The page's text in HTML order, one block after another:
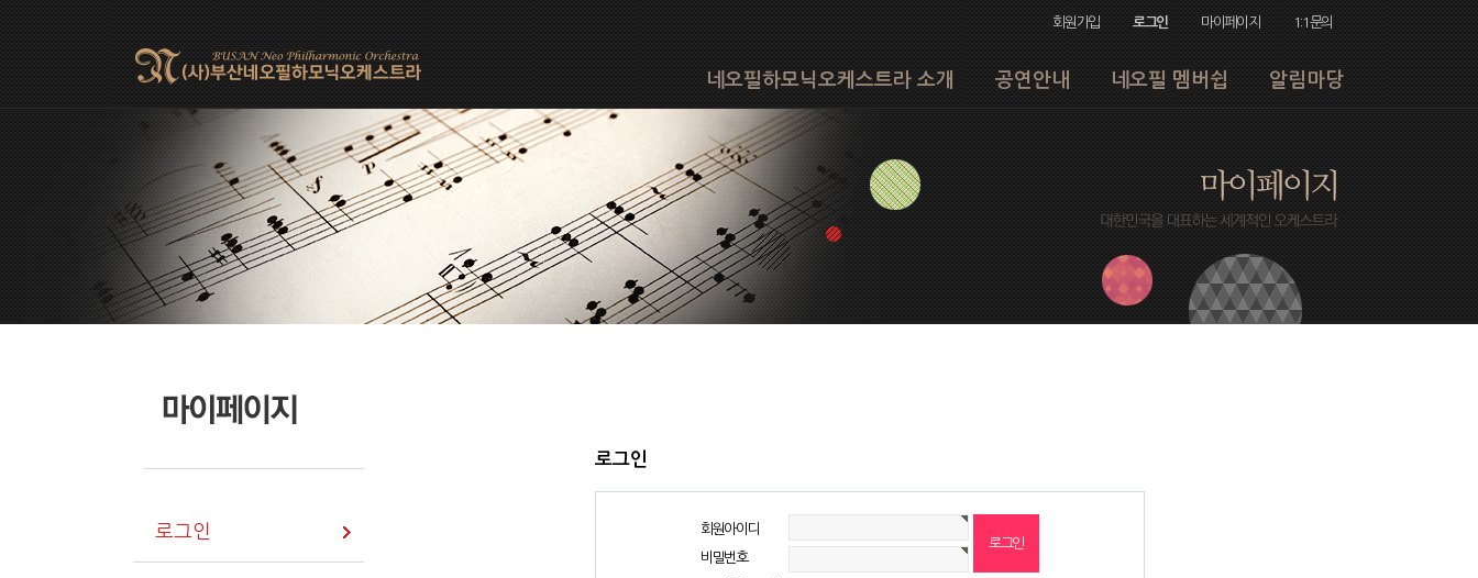
회원가입 로그인 마이페이지 1:1문의
네오필하모닉오케스트라 소개 공연안내 네오필 멤버쉽 알림마당
로그인
로그인
회원아이디
비밀번호